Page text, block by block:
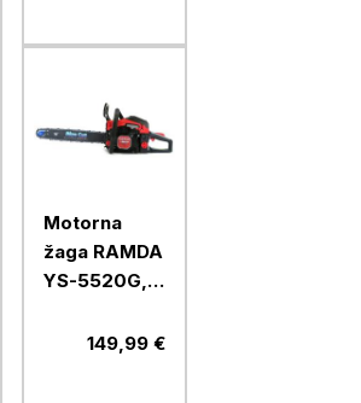
Motorna
žaga RAMDA
YS-5520G,
149,99 €